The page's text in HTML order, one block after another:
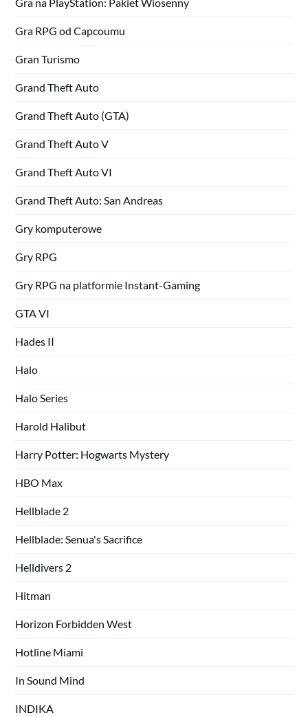
Gra RPG od Capcoumu
Gran Turismo
Grand Theft Auto
Grand Theft Auto (GTA)
Grand Theft Auto V
Grand Theft Auto VI
Grand Theft Auto: San Andreas
Gry komputerowe
Gry RPG
Gry RPG na platformie Instant-Gaming
GTA VI
Hades II
Halo
Halo Series
Harold Halibut
Harry Potter: Hogwarts Mystery
HBO Max
Hellblade 2
Hellblade: Senua's Sacrifice
Helldivers 2
Hitman
Horizon Forbidden West
Hotline Miami
In Sound Mind
INDIKA